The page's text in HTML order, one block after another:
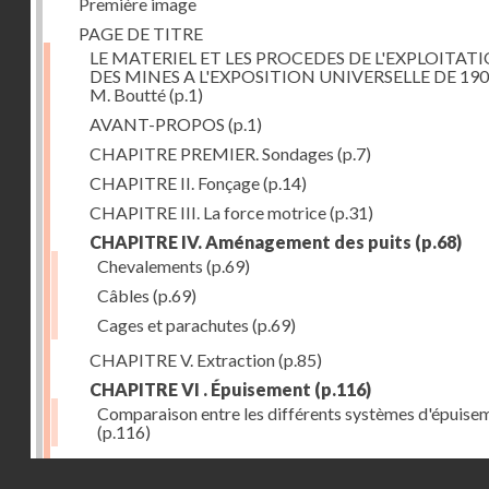
PAGE DE TITRE
LE MATERIEL ET LES PROCEDES DE
DES MINES A L'EXPOSITION UNIVERSELLE DE
M. Boutté(p.1)
AVANT-PROPOS (p.1)
CHAPITRE PREMIER. Sondages (p.7)
CHAPITRE II. Fonçage(p.14)
CHAPITRE III. La force motrice(p.31)
CHAPITRE IV. Aménagement des puits (p.68)
Chevalements (p.69)
Câbles (p.69)
Cages et parachutes (p.69)
CHAPITRE V. Extraction(p.85)
CHAPITRE VI . Épuisement (p.116)
Comparaison entre les différents systèmes
(p.116)